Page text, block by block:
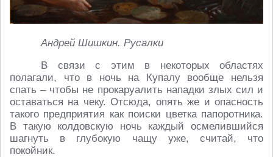
Андрей Шишкин. Русалки
В связи с этим в некоторых областях
полагали, что в ночь на Купалу вообще нельзя
спать – чтобы не прокаруалить нападки злых сил и
оставаться на чеку. Отсюда, опять же и опасность
такого предприятия как поиски цветка папоротника.
В такую колдовскую ночь каждый осмелившийся
шагнуть в глубокую чащу уже, считай, что
покойник.